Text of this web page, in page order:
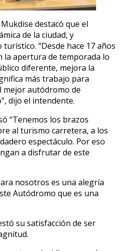
destacó que el
de la ciudad, y
“Desde hace 17 años
la apertura de temporada lo
diferente, mejora la
más trabajo para
mejor autódromo de
dijo el intendente.
“Tenemos los brazos
al turismo carretera, a los
espectáculo. Por eso
a disfrutar de este
nosotros es una alegría
Autódromo que es una
su satisfacción de ser